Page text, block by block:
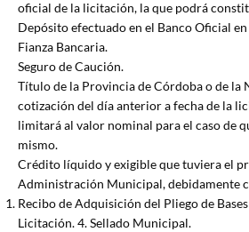
oficial de la licitación, la que podrá
Depósito efectuado en el Banco Oficial
Fianza Bancaria.
Seguro de Caución.
Título de la Provincia de Córdoba o de la
cotización del día anterior a fecha de la
limitará al valor nominal para el caso de
mismo.
Crédito líquido y exigible que tuviera el
Administración Municipal, debidamente
Recibo de Adquisición del Pliego de
Licitación. 4. Sellado Municipal.